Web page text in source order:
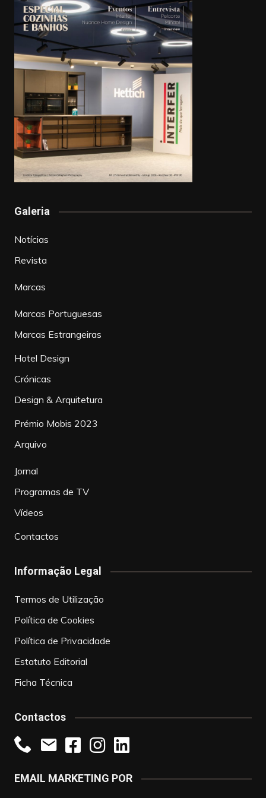
Galeria
Notícias
Revista
Marcas
Marcas Portuguesas
Marcas Estrangeiras
Hotel Design
Crónicas
Design & Arquitetura
Prémio Mobis 2023
Arquivo
Jornal
Programas de TV
Vídeos
Contactos
Informação Legal
Termos de Utilização
Política de Cookies
Política de Privacidade
Estatuto Editorial
Ficha Técnica
Contactos
EMAIL MARKETING POR